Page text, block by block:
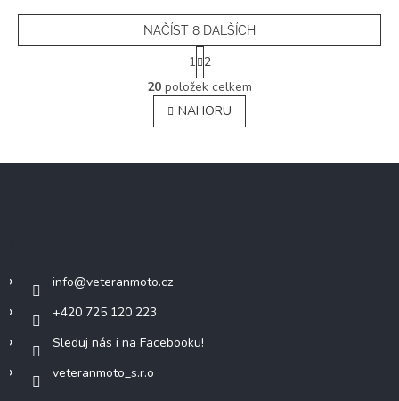
O
v
l
á
a
i
NAČÍST 8 DALŠÍCH
S
t
r
á
n
k
v
1 2
20 položek celkem
NAHORU
info@veteranmoto.cz
+420 725 120 223
Sleduj nás i na Facebooku!
veteranmoto_s.r.o